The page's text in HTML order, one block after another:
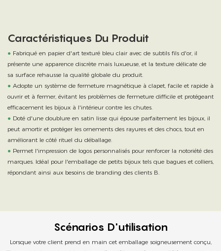
Caractéristiques Du Produit
● Fabriqué en papier d'art texturé bleu clair avec de subtils fils d'or, il
présente une apparence discrète mais luxueuse, et la texture délicate de
sa surface rehausse la qualité globale du produit.
● Adopte un système de fermeture magnétique à clapet, facile et rapide à
ouvrir et à fermer, évitant les problèmes de fermeture difficile et protégeant
efficacement les bijoux à l'intérieur contre les chutes.
● Doté d'une doublure en satin lisse qui épouse parfaitement les bijoux, il
peut amortir et protéger les ornements des rayures et des chocs, tout en
améliorant le côté rituel du déballage.
● Permet l'impression de logos personnalisés pour renforcer la notoriété des
marques. Idéal pour l'emballage de petits bijoux tels que bagues et colliers,
répondant ainsi aux besoins de branding des clients B.
Scénarios D'utilisation
Lorsque votre client prend en main cet emballage soigneusement conçu,